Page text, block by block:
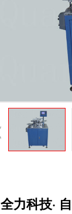
全力科技·